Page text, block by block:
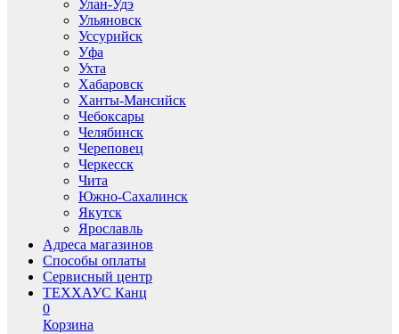
Улан-Удэ
Ульяновск
Уссурийск
Уфа
Ухта
Хабаровск
Ханты-Мансийск
Чебоксары
Челябинск
Череповец
Черкесск
Чита
Южно-Сахалинск
Якутск
Ярославль
Адреса магазинов
Способы оплаты
Сервисный центр
ТЕХХАУС Канц
0
Корзина